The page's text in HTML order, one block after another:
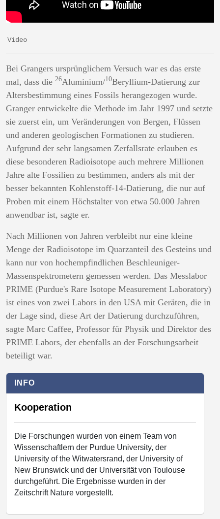
Video
Bei Grangers ursprünglichem Versuch war es das erste
mal, dass die 26Aluminium/10Beryllium-Datierung zur
Altersbestimmung eines Fossils herangezogen wurde.
Granger entwickelte die Methode im Jahr 1997 und setzte
sie zuerst ein, um Veränderungen von Bergen, Flüssen
und anderen geologischen Formationen zu studieren.
Aufgrund der sehr langsamen Zerfallsrate erlauben es
diese besonderen Radioisotope auch mehrere Millionen
Jahre alte Fossilien zu bestimmen, anders als mit der
besser bekannten Kohlenstoff-14-Datierung, die nur auf
Proben mit einem Höchstalter von etwa 50.000 Jahren
anwendbar ist, sagte er.
Nach Millionen von Jahren verbleibt nur eine kleine
Menge der Radioisotope im Quarzanteil des Gesteins und
kann nur von hochempfindlichen Beschleuniger-
Massenspektrometern gemessen werden. Das Messlabor
PRIME (Purdue's Rare Isotope Measurement Laboratory)
ist eines von zwei Labors in den USA mit Geräten, die in
der Lage sind, diese Art der Datierung durchzuführen,
sagte Marc Caffee, Professor für Physik und Direktor des
PRIME Labors, der ebenfalls an der Forschungsarbeit
beteiligt war.
INFO
Kooperation
Die Forschungen wurden von einem Team von
Wissenschaftlern der Purdue University, der
University of the Witwatersrand, der University of
New Brunswick und der Universität von Toulouse
durchgeführt. Die Ergebnisse wurden in der
Zeitschrift Nature vorgestellt.